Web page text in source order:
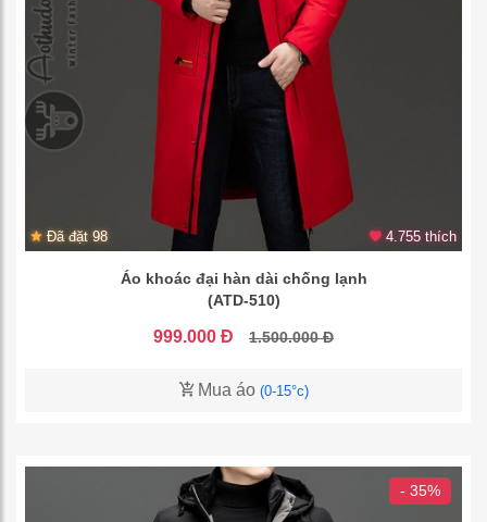
Đã đặt 98 4.755 thích
Áo khoác đại hàn dài chống lạnh
(ATD-510)
999.000 Đ 1.500.000 Đ
Mua áo (0-15°c)
- 35%